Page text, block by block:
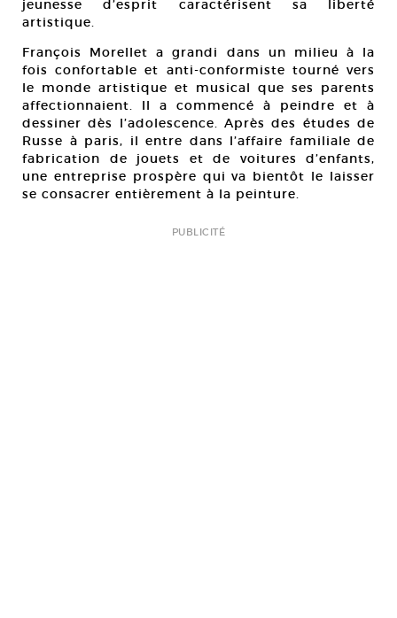
jeunesse d’esprit caractérisent sa liberté
artistique.
François Morellet a grandi dans un milieu à la
fois confortable et anti-conformiste tourné vers
le monde artistique et musical que ses parents
affectionnaient. Il a commencé à peindre et à
dessiner dès l’adolescence. Après des études de
Russe à paris, il entre dans l’affaire familiale de
fabrication de jouets et de voitures d’enfants,
une entreprise prospère qui va bientôt le laisser
se consacrer entièrement à la peinture.
PUBLICITÉ